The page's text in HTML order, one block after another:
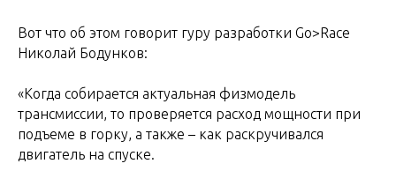
Вот что об этом говорит гуру разработки Go>Race
Николай Бодунков:
«Когда собирается актуальная физмодель
трансмиссии, то проверяется расход мощности при
подъеме в горку, а также – как раскручивался
двигатель на спуске.